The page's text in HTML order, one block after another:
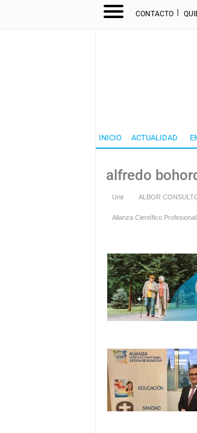
CONTACTO I
INICIO ACTUALIDAD
alfredo
Unir ALBOR
Alianza Científico